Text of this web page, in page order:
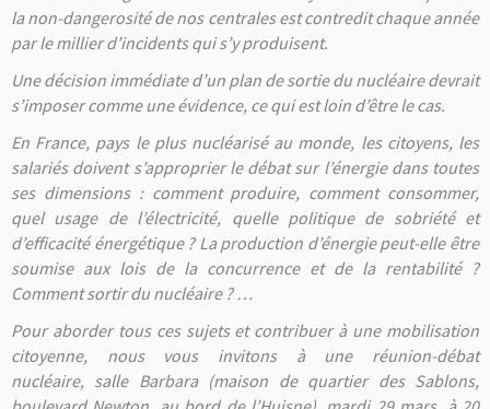
la non-dangerosité de nos centrales est contredit chaque année
par le millier d’incidents qui s’y produisent.
Une décision immédiate d’un plan de sortie du nucléaire devrait
s’imposer comme une évidence, ce qui est loin d’être le cas.
En France, pays le plus nucléarisé au monde, les citoyens, les
salariés doivent s’approprier le débat sur l’énergie dans toutes
ses dimensions : comment produire, comment consommer,
quel usage de l’électricité, quelle politique de sobriété et
d’efficacité énergétique ? La production d’énergie peut-elle être
soumise aux lois de la concurrence et de la rentabilité ?
Comment sortir du nucléaire ? …
Pour aborder tous ces sujets et contribuer à une mobilisation
citoyenne, nous vous invitons à une réunion-débat
nucléaire, salle Barbara (maison de quartier des Sablons,